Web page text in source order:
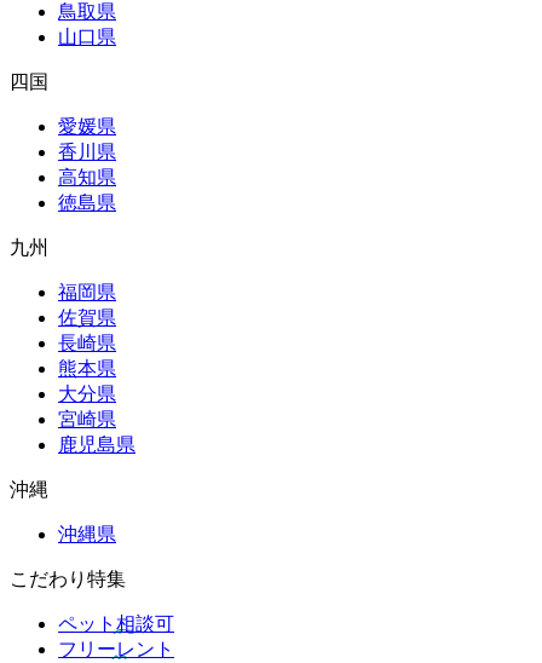
鳥取県
山口県
四国
愛媛県
香川県
高知県
徳島県
九州
福岡県
佐賀県
長崎県
熊本県
大分県
宮崎県
鹿児島県
沖縄
沖縄県
こだわり特集
ペット相談可
フリーレント